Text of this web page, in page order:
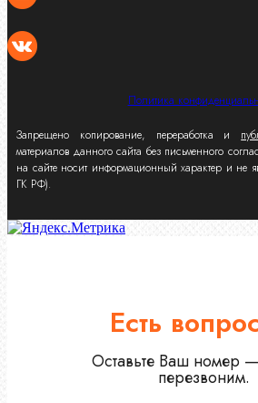
Политика
Запрещено копирование, переработка и
материалов данного сайта без письменного
на сайте носит информационный характер и не
ГК РФ).
Есть
Оставьте Ваш номер
перезвоним.